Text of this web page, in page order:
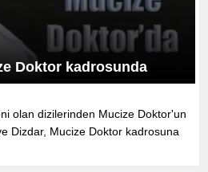
Doktor kadrosunda
olan dizilerinden Mucize Doktor'un
Dizdar, Mucize Doktor kadrosuna